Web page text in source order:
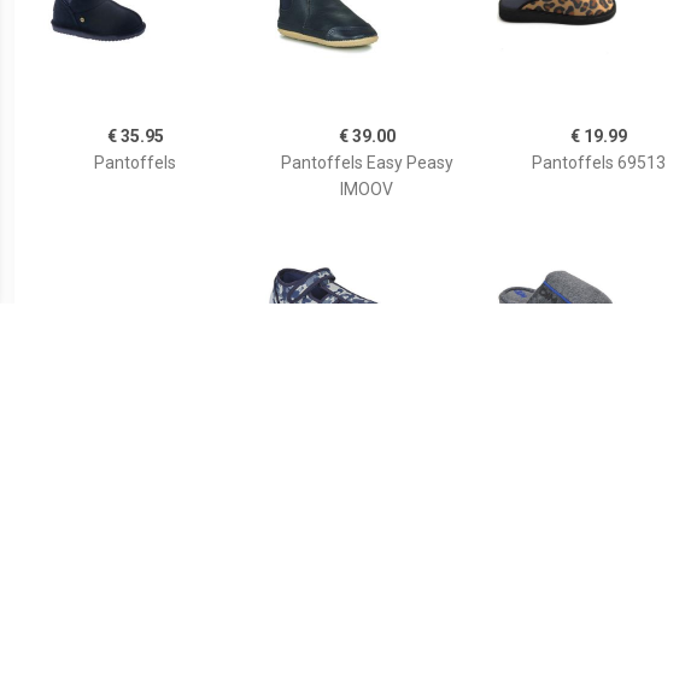
€ 35.95
Pantoffels
€ 39.00
Pantoffels Easy Peasy
IMOOV
€ 19.99
Pantoffels 69513